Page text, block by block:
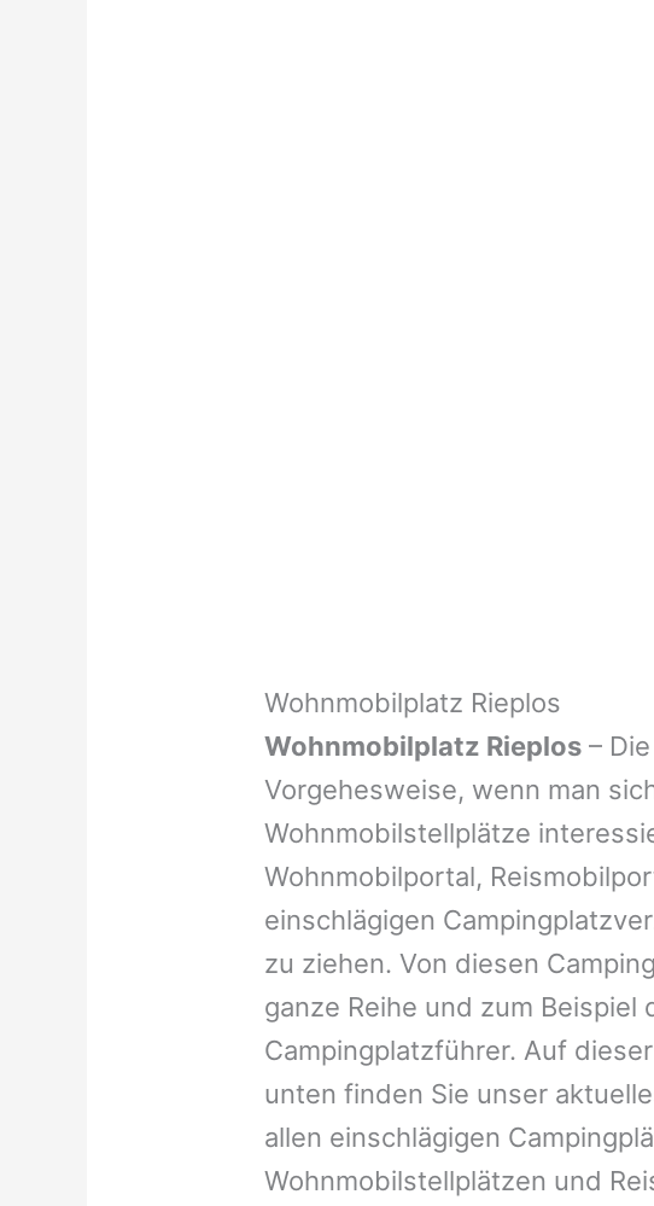
Wohnmobilplatz Rieplos
Wohnmobilplatz Rieplos–
Vorgehesweise, wenn man
Wohnmobilstellplätze
Wohnmobilportal,
einschlägigen
zu ziehen. Von diesen
ganze Reihe und zum Beispiel
Campingplatzführer. Auf
unten finden Sie unser
allen einschlägigen
Wohnmobilstellplätzen und